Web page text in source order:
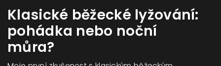
Klasické běžecké lyžování:
pohádka nebo noční
můra?